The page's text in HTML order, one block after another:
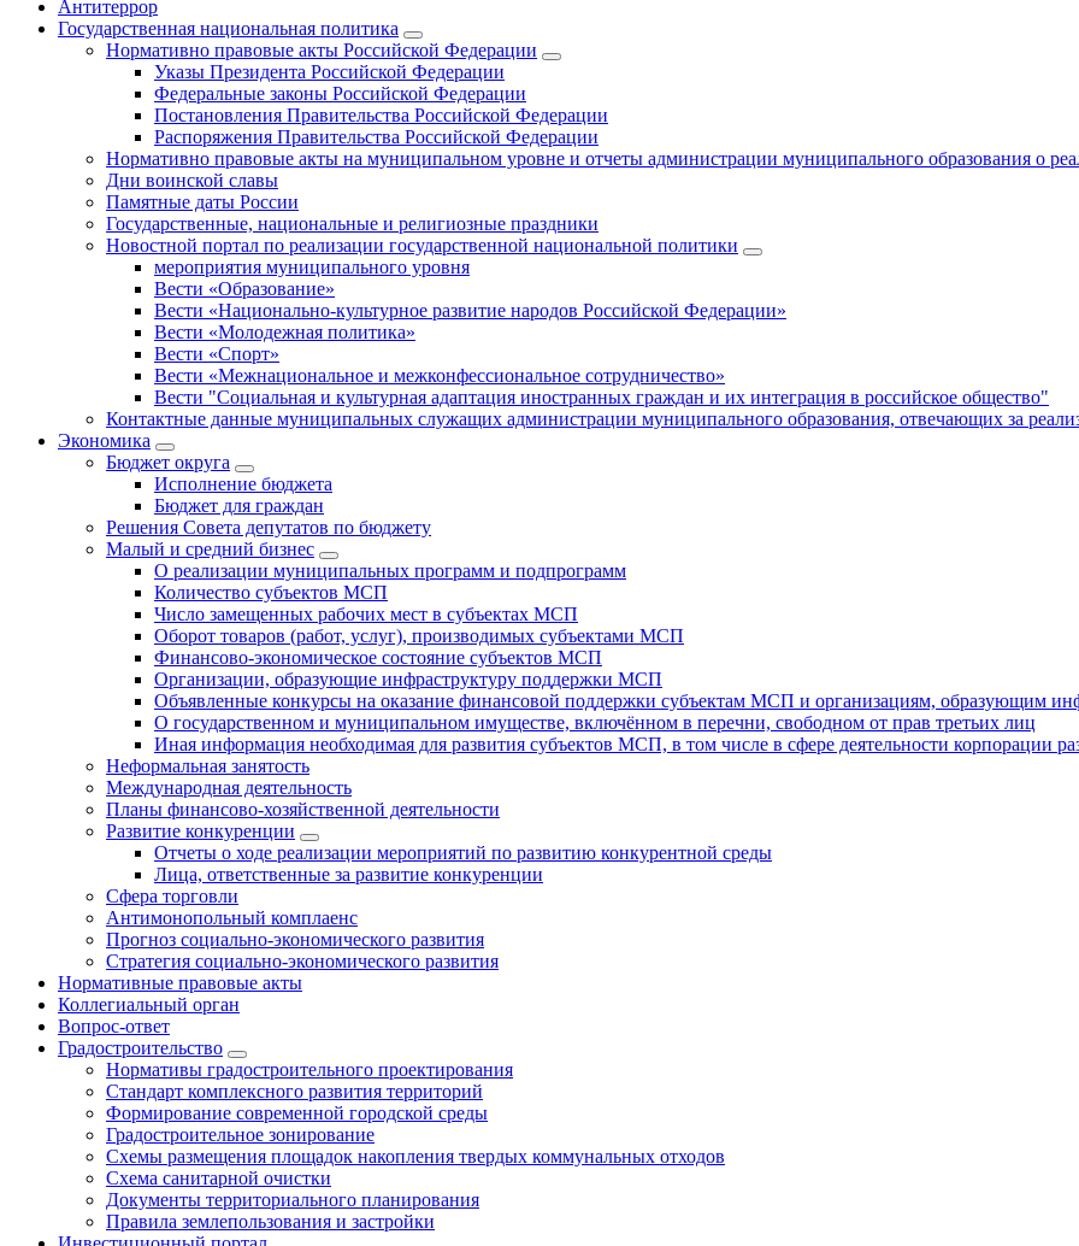
Антитеррор
Государственная национальная политика
Нормативно правовые акты Российской Федерации
Указы Президента Российской Федерации
Федеральные законы Российской Федерации
Постановления Правительства Российской Федерации
Распоряжения Правительства Российской Федерации
Нормативно правовые акты на муниципальном уровне и отчеты администрации муниципального образования о
Дни воинской славы
Памятные даты России
Государственные, национальные и религиозные праздники
Новостной портал по реализации государственной национальной политики
мероприятия муниципального уровня
Вести «Образование»
Вести «Национально-культурное развитие народов Российской Федерации»
Вести «Молодежная политика»
Вести «Спорт»
Вести «Межнациональное и межконфессиональное сотрудничество»
Вести "Социальная и культурная адаптация иностранных граждан и их интеграция в российское общество"
Контактные данные муниципальных служащих администрации муниципального образования, отвечающих за
Экономика
Бюджет округa
Исполнение бюджета
Бюджет для граждан
Решения Совета депутатов по бюджету
Малый и средний бизнес
О реализации муниципальных программ и подпрограмм
Количество субъектов МСП
Число замещенных рабочих мест в субъектах МСП
Оборот товаров (работ, услуг), производимых субъектами МСП
Финансово-экономическое состояние субъектов МСП
Организации, образующие инфраструктуру поддержки МСП
Объявленные конкурсы на оказание финансовой поддержки субъектам МСП и организациям, образующим
О государственном и муниципальном имуществе, включённом в перечни, свободном от прав третьих лиц
Иная информация необходимая для развития субъектов МСП, в том числе в сфере деятельности корпорации
Неформальная занятость
Международная деятельность
Планы финансово-хозяйственной деятельности
Развитие конкуренции
Отчеты о ходе реализации мероприятий по развитию конкурентной среды
Лица, ответственные за развитие конкуренции
Сфера торговли
Антимонопольный комплаенс
Прогноз социально-экономического развития
Стратегия социально-экономического развития
Нормативные правовые акты
Коллегиальный орган
Вопрос-ответ
Градостроительство
Нормативы градостроительного проектирования
Стандарт комплексного развития территорий
Формирование современной городской среды
Градостроительное зонирование
Схемы размещения площадок накопления твердых коммунальных отходов
Схема санитарной очистки
Документы территориального планирования
Правила землепользования и застройки